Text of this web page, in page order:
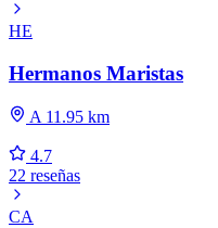
HE
Hermanos Maristas
A 11.95 km
4.7
22 reseñas
CA